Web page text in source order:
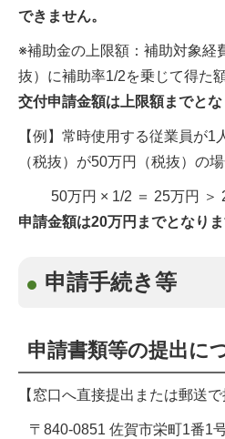
できません。
※補助金の上限額：補助対象経
抜）に補助率1/2を乗じて得た
交付申請金額は上限額までとな
【例】常時使用する従業員が
（税抜）が50万円（税抜）の
50万円 × 1/2 ＝ 25万円 ＞
申請金額は20万円までとなりま
申請手続き等
申請書類等の提出に
【窓口へ直接提出または郵送で
〒840-0851 佐賀市栄町1番1